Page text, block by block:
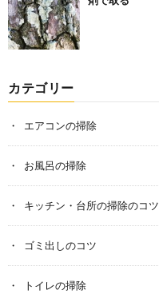
カテゴリー
エアコンの掃除
お風呂の掃除
キッチン・台所の掃除のコツ
ゴミ出しのコツ
トイレの掃除